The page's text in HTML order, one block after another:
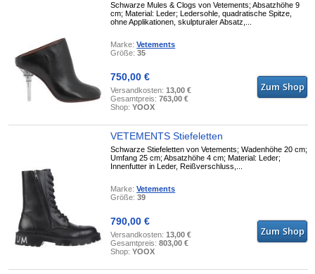
Schwarze Mules & Clogs von Vetements; Absatzhöhe 9
cm; Material: Leder; Ledersohle, quadratische Spitze,
ohne Applikationen, skulpturaler Absatz,...
Marke:Vetements
Größe:35
750,00 €
Versandkosten:13,00 €
Gesamtpreis:763,00 €
Shop:YOOX
VETEMENTS Stiefeletten
Schwarze Stiefeletten von Vetements; Wadenhöhe 20 cm;
Umfang 25 cm; Absatzhöhe 4 cm; Material: Leder;
Innenfutter in Leder, Reißverschluss,...
Marke:Vetements
Größe:39
790,00 €
Versandkosten:13,00 €
Gesamtpreis:803,00 €
Shop:YOOX